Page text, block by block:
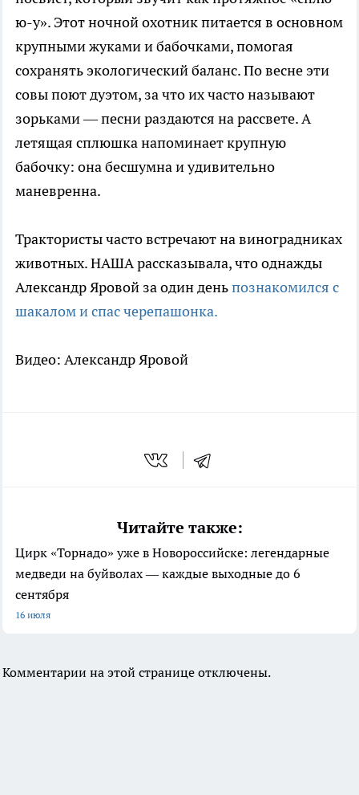
ю-у». Этот ночной охотник питается в основном
крупными жуками и бабочками, помогая
сохранять экологический баланс. По весне эти
совы поют дуэтом, за что их часто называют
зорьками — песни раздаются на рассвете. А
летящая сплюшка напоминает крупную
бабочку: она бесшумна и удивительно
маневренна.
Трактористы часто встречают на виноградниках
животных. НАША рассказывала, что однажды
Александр Яровой за один деньпознакомился с
шакалом и спас черепашонка.
Видео: Александр Яровой
Читайте также:
Цирк «Торнадо» уже в Новороссийске: легендарные
медведи на буйволах — каждые выходные до 6
сентября
16 июля
Комментарии на этой странице отключены.